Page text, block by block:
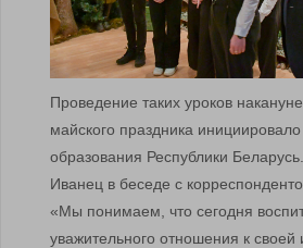
Проведение таких уроков
майского праздника
образования Республики
Иванец в беседе с
«Мы понимаем, что сегодня
уважительного отношения к своей